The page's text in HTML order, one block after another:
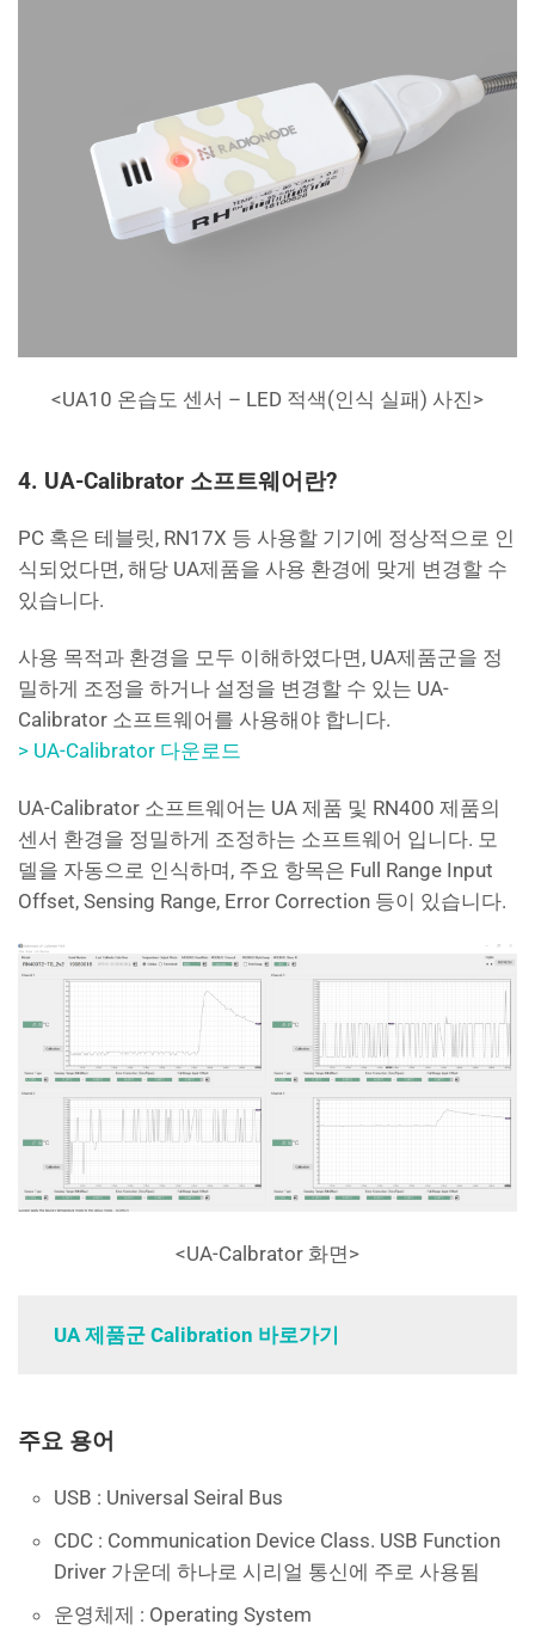
<UA10 온습도 센서 – LED 적색(인식 실패) 사진>
4. UA-Calibrator 소프트웨어란?
PC 혹은 테블릿, RN17X 등 사용할 기기에 정상적으로 인
식되었다면, 해당 UA제품을 사용 환경에 맞게 변경할 수
있습니다.
사용 목적과 환경을 모두 이해하였다면, UA제품군을 정
밀하게 조정을 하거나 설정을 변경할 수 있는 UA-
Calibrator 소프트웨어를 사용해야 합니다.
> UA-Calibrator 다운로드
UA-Calibrator 소프트웨어는 UA 제품 및 RN400 제품의
센서 환경을 정밀하게 조정하는 소프트웨어 입니다. 모
델을 자동으로 인식하며, 주요 항목은 Full Range Input
Offset, Sensing Range, Error Correction 등이 있습니다.
<UA-Calbrator 화면>
UA 제품군 Calibration 바로가기
주요 용어
USB : Universal Seiral Bus
CDC : Communication Device Class. USB Function
Driver 가운데 하나로 시리얼 통신에 주로 사용됨
운영체제 : Operating System